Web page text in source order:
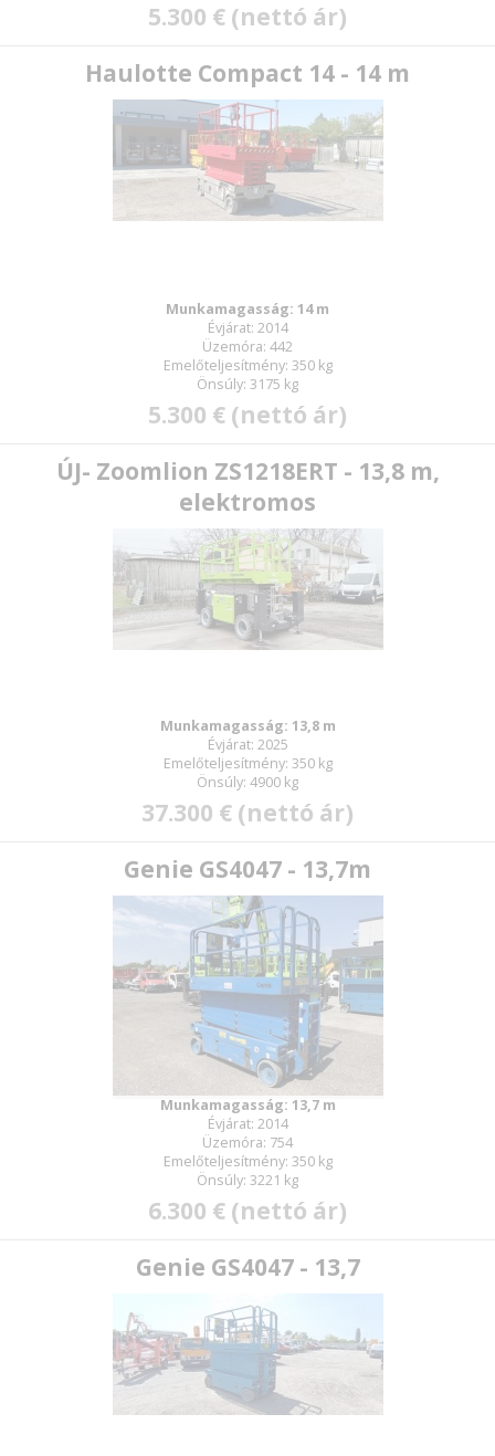
5.300 € (nettó ár)
Haulotte Compact 14 - 14 m
Munkamagasság: 14 m
Évjárat: 2014
Üzemóra: 442
Emelőteljesítmény: 350 kg
Önsúly: 3175 kg
5.300 € (nettó ár)
ÚJ- Zoomlion ZS1218ERT - 13,8 m,
elektromos
Munkamagasság: 13,8 m
Évjárat: 2025
Emelőteljesítmény: 350 kg
Önsúly: 4900 kg
37.300 € (nettó ár)
Genie GS4047 - 13,7m
Munkamagasság: 13,7 m
Évjárat: 2014
Üzemóra: 754
Emelőteljesítmény: 350 kg
Önsúly: 3221 kg
6.300 € (nettó ár)
Genie GS4047 - 13,7